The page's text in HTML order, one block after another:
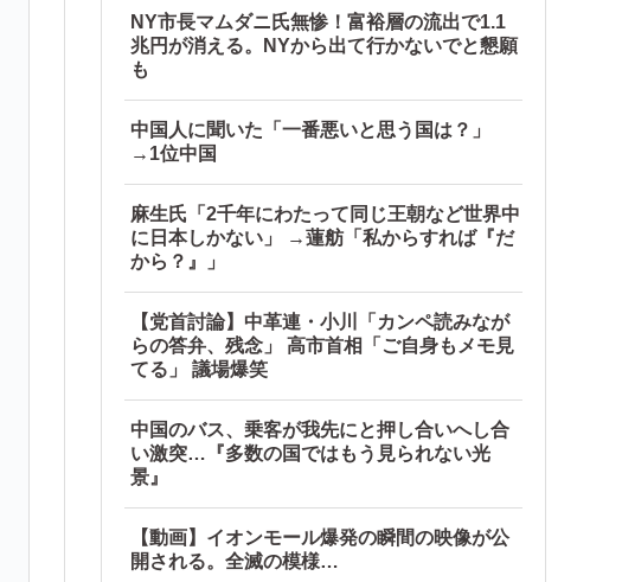
NY市長マムダニ氏無惨！富裕層の流出で1.1
兆円が消える。NYから出て行かないでと懇願
も
中国人に聞いた「一番悪いと思う国は？」
→1位中国
麻生氏「2千年にわたって同じ王朝など世界中
に日本しかない」 →蓮舫「私からすれば『だ
から？』」
【党首討論】中革連・小川「カンペ読みなが
らの答弁、残念」 高市首相「ご自身もメモ見
てる」 議場爆笑
中国のバス、乗客が我先にと押し合いへし合
い激突…『多数の国ではもう見られない光
景』
【動画】イオンモール爆発の瞬間の映像が公
開される。全滅の模様…